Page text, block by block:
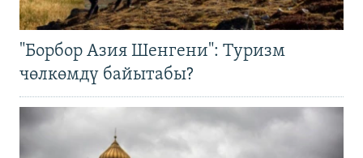
"Борбор Азия Шенгени": Туризм
чөлкөмдү байытабы?